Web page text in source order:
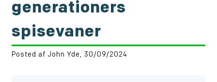
generationers
spisevaner
Posted af John Yde, 30/09/2024